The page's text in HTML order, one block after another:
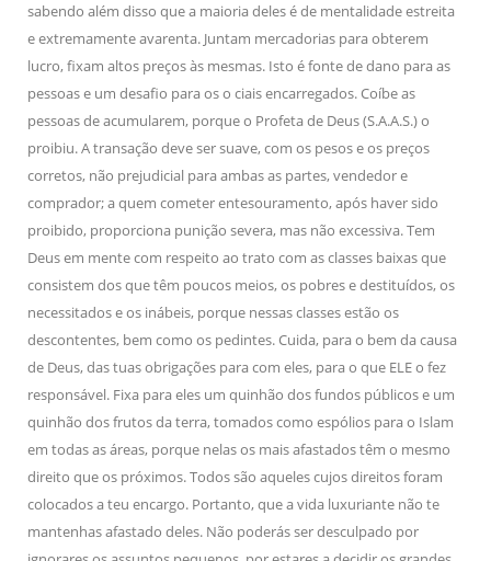
sabendo além disso que a maioria deles é de mentalidade estreita
e extremamente avarenta. Juntam mercadorias para obterem
lucro, fixam altos preços às mesmas. Isto é fonte de dano para as
pessoas e um desafio para os o ciais encarregados. Coíbe as
pessoas de acumularem, porque o Profeta de Deus (S.A.A.S.) o
proibiu. A transação deve ser suave, com os pesos e os preços
corretos, não prejudicial para ambas as partes, vendedor e
comprador; a quem cometer entesouramento, após haver sido
proibido, proporciona punição severa, mas não excessiva. Tem
Deus em mente com respeito ao trato com as classes baixas que
consistem dos que têm poucos meios, os pobres e destituídos, os
necessitados e os inábeis, porque nessas classes estão os
descontentes, bem como os pedintes. Cuida, para o bem da causa
de Deus, das tuas obrigações para com eles, para o que ELE o fez
responsável. Fixa para eles um quinhão dos fundos públicos e um
quinhão dos frutos da terra, tomados como espólios para o Islam
em todas as áreas, porque nelas os mais afastados têm o mesmo
direito que os próximos. Todos são aqueles cujos direitos foram
colocados a teu encargo. Portanto, que a vida luxuriante não te
mantenhas afastado deles. Não poderás ser desculpado por